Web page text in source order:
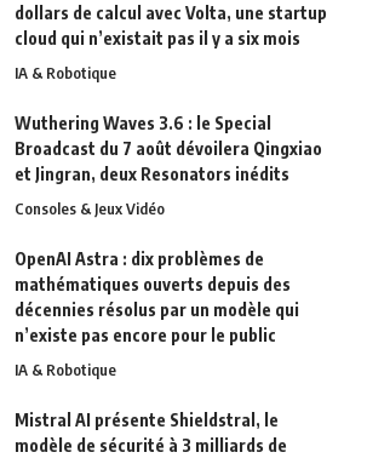
dollars de calcul avec Volta, une startup
cloud qui n’existait pas il y a six mois
IA & Robotique
Wuthering Waves 3.6 : le Special
Broadcast du 7 août dévoilera Qingxiao
et Jingran, deux Resonators inédits
Consoles & Jeux Vidéo
OpenAI Astra : dix problèmes de
mathématiques ouverts depuis des
décennies résolus par un modèle qui
n’existe pas encore pour le public
IA & Robotique
Mistral AI présente Shieldstral, le
modèle de sécurité à 3 milliards de